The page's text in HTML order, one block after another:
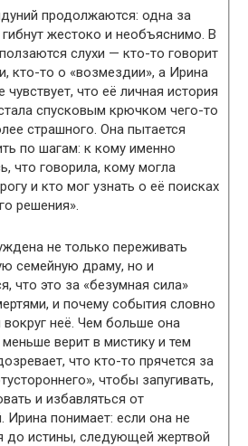
продолжаются: одна за
жестоко и необъяснимо. В
слухи — кто-то говорит
кто-то о «возмездии», а Ирина
чувствует, что её личная история
спусковым крючком чего-то
страшного. Она пытается
по шагам: к кому именно
что говорила, кому могла
и кто мог узнать о её поисках
решения».
не только переживать
семейную драму, но и
что это за «безумная сила»
и почему события словно
неё. Чем больше она
меньше верит в мистику и тем
что кто-то прячется за
чтобы запугивать,
и избавляться от
Ирина понимает: если она не
до истины, следующей жертвой